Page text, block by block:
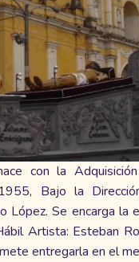
con la
Bajo la
López. Se encarga la
Artista: Esteban
entregarla en el